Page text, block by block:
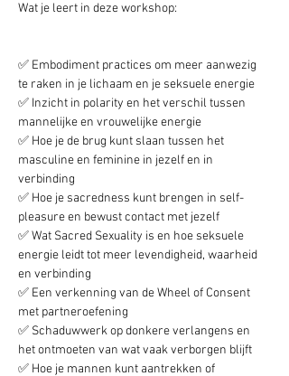
Wat je leert in deze workshop:
✅ Embodiment practices om meer aanwezig
te raken in je lichaam en je seksuele energie
✅ Inzicht in polarity en het verschil tussen
mannelijke en vrouwelijke energie
✅ Hoe je de brug kunt slaan tussen het
masculine en feminine in jezelf en in
verbinding
✅ Hoe je sacredness kunt brengen in self-
pleasure en bewust contact met jezelf
✅ Wat Sacred Sexuality is en hoe seksuele
energie leidt tot meer levendigheid, waarheid
en verbinding
✅ Een verkenning van de Wheel of Consent
met partneroefening
✅ Schaduwwerk op donkere verlangens en
het ontmoeten van wat vaak verborgen blijft
✅ Hoe je mannen kunt aantrekken of